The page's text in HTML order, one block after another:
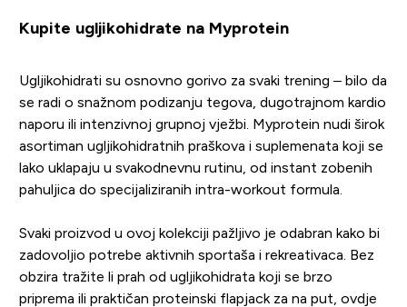
Kupite ugljikohidrate na Myprotein
Ugljikohidrati su osnovno gorivo za svaki trening – bilo da
se radi o snažnom podizanju tegova, dugotrajnom kardio
naporu ili intenzivnoj grupnoj vježbi. Myprotein nudi širok
asortiman ugljikohidratnih praškova i suplemenata koji se
lako uklapaju u svakodnevnu rutinu, od instant zobenih
pahuljica do specijaliziranih intra-workout formula.
Svaki proizvod u ovoj kolekciji pažljivo je odabran kako bi
zadovoljio potrebe aktivnih sportaša i rekreativaca. Bez
obzira tražite li prah od ugljikohidrata koji se brzo
priprema ili praktičan proteinski flapjack za na put, ovdje